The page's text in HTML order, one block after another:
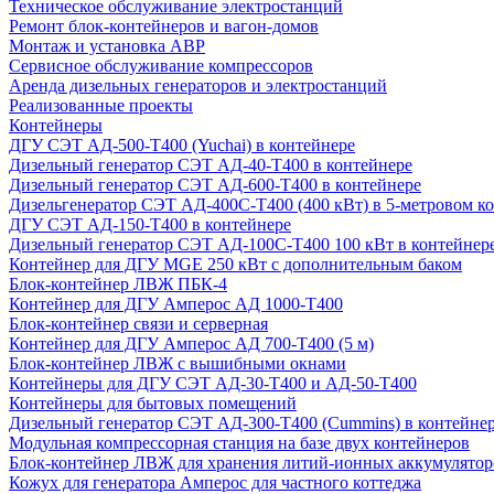
Техническое обслуживание электростанций
Ремонт блок-контейнеров и вагон-домов
Монтаж и установка АВР
Сервисное обслуживание компрессоров
Аренда дизельных генераторов и электростанций
Реализованные проекты
Контейнеры
ДГУ СЭТ АД-500-Т400 (Yuchai) в контейнере
Дизельный генератор СЭТ АД-40-Т400 в контейнере
Дизельный генератор СЭТ АД-600-Т400 в контейнере
Дизельгенератор СЭТ АД-400С-Т400 (400 кВт) в 5-метровом
ДГУ СЭТ АД-150-Т400 в контейнере
Дизельный генератор СЭТ АД-100С-Т400 100 кВт в
Контейнер для ДГУ MGE 250 кВт с дополнительным баком
Блок-контейнер ЛВЖ ПБК-4
Контейнер для ДГУ Амперос АД 1000-Т400
Блок-контейнер связи и серверная
Контейнер для ДГУ Амперос АД 700-Т400 (5 м)
Блок-контейнер ЛВЖ с вышибными окнами
Контейнеры для ДГУ СЭТ АД-30-Т400 и АД-50-Т400
Контейнеры для бытовых помещений
Дизельный генератор СЭТ АД-300-Т400 (Cummins) в
Модульная компрессорная станция на базе двух контейнеров
Блок-контейнер ЛВЖ для хранения литий-ионных
Кожух для генератора Амперос для частного коттеджа